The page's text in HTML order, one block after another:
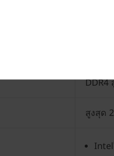
DDR4
สูงสุด
Intel